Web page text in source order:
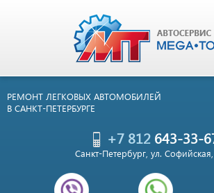
РЕМОНТ ЛЕГКОВЫХ АВТОМОБИЛЕЙ
В САНКТ-ПЕТЕРБУРГЕ
+7 812643-33-
Санкт-Петербург, ул. Софийская,